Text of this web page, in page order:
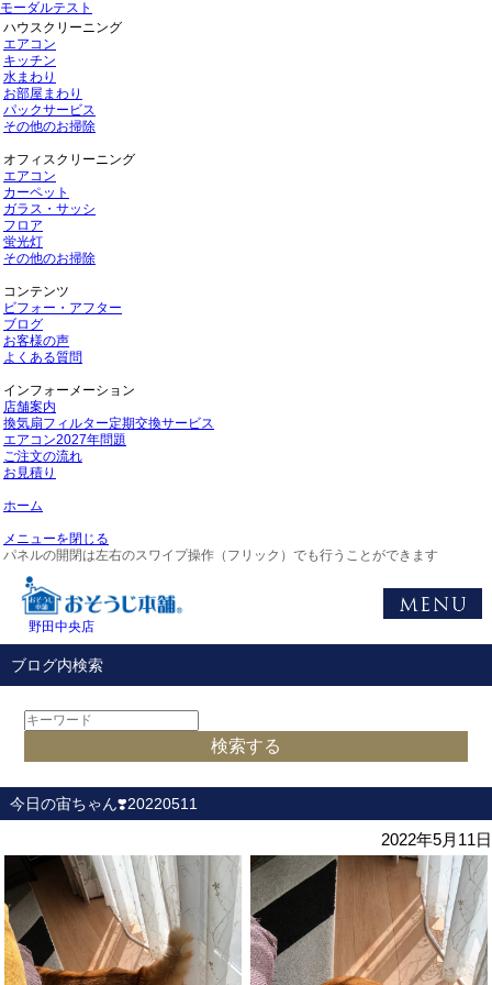
モーダルテスト
ハウスクリーニング
エアコン
キッチン
水まわり
お部屋まわり
パックサービス
その他のお掃除
オフィスクリーニング
エアコン
カーペット
ガラス・サッシ
フロア
蛍光灯
その他のお掃除
コンテンツ
ビフォー・アフター
ブログ
お客様の声
よくある質問
インフォーメーション
店舗案内
換気扇フィルター定期交換サービス
エアコン2027年問題
ご注文の流れ
お見積り
ホーム
メニューを閉じる
パネルの開閉は左右のスワイプ操作（フリック）でも行うことができます
野田中央店
ブログ内検索
今日の宙ちゃん❣️20220511
2022年5月11日